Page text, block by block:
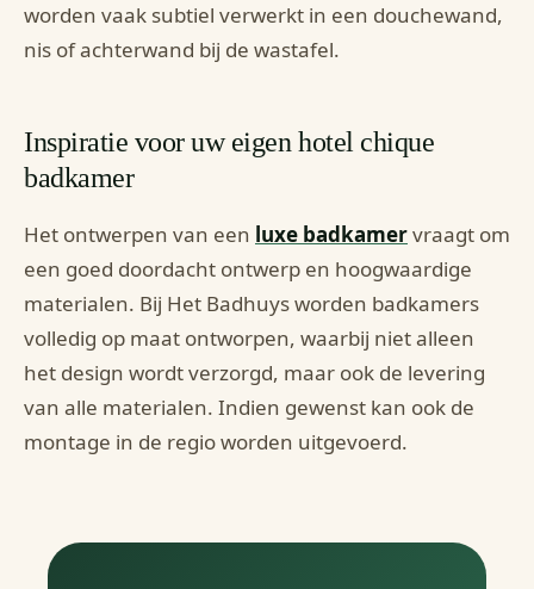
worden vaak subtiel verwerkt in een douchewand,
nis of achterwand bij de wastafel.
Inspiratie voor uw eigen hotel chique
badkamer
Het ontwerpen van een luxe badkamervraagt om
een goed doordacht ontwerp en hoogwaardige
materialen. Bij Het Badhuys worden badkamers
volledig op maat ontworpen, waarbij niet alleen
het design wordt verzorgd, maar ook de levering
van alle materialen. Indien gewenst kan ook de
montage in de regio worden uitgevoerd.